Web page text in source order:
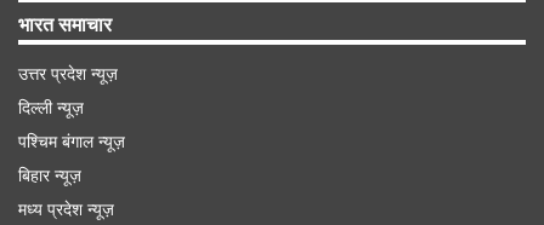
भारत समाचार
उत्तर प्रदेश न्यूज़
दिल्ली न्यूज़
पश्चिम बंगाल न्यूज़
बिहार न्यूज़
मध्य प्रदेश न्यूज़